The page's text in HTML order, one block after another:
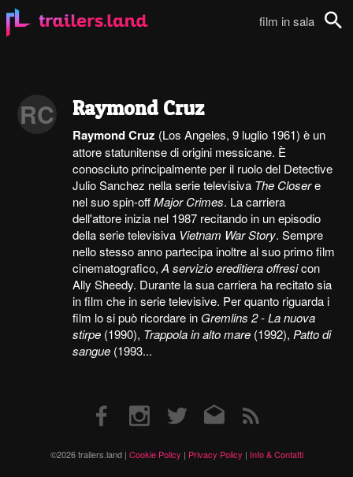
film in sala
RC Raymond Cruz
Raymond Cruz (Los Angeles, 9 luglio 1961) è un
attore statunitense di origini messicane. È
conosciuto principalmente per il ruolo del Detective
Julio Sanchez nella serie televisiva The Closere
nel suo spin-offMajor Crimes. La carriera
dell'attore inizia nel 1987 recitando in un episodio
della serie televisiva Vietnam War Story. Sempre
nello stesso anno partecipa inoltre al suo primo film
cinematografico,A servizio ereditiera offresicon
Ally Sheedy. Durante la sua carriera ha recitato sia
in film che in serie televisive. Per quanto riguarda i
film lo si può ricordare in Gremlins 2 - La nuova
stirpe (1990), Trappola in alto mare (1992), Patto di
sangue (1993...
©2026 trailers.land | Cookie Policy | Privacy Policy | Info & Contatti